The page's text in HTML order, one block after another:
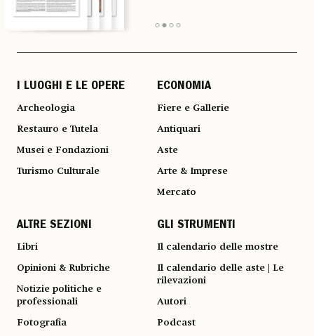
I LUOGHI E LE OPERE
Archeologia
Restauro e Tutela
Musei e Fondazioni
Turismo Culturale
ECONOMIA
Fiere e Gallerie
Antiquari
Aste
Arte & Imprese
Mercato
ALTRE SEZIONI
Libri
Opinioni & Rubriche
Notizie politiche e
professionali
Fotografia
GLI STRUMENTI
Il calendario delle mostre
Il calendario delle aste | Le
rilevazioni
Autori
Podcast